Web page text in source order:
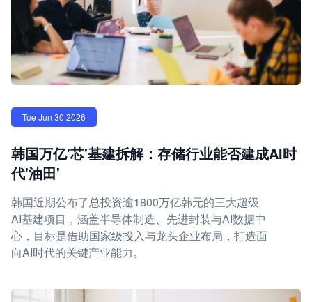
Tue Jun 30 2026
韩国万亿'芯'基建拆解：存储行业能否建成AI时
代'油田'
韩国近期公布了总投资逾1800万亿韩元的三大超级
AI基建项目，涵盖半导体制造、先进封装与AI数据中
心，目标是借助国家级投入与龙头企业布局，打造面
向AI时代的关键产业能力。